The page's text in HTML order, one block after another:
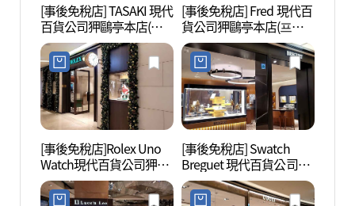
[事後免稅店] TASAKI 現代
百貨公司狎鷗亭本店(타
사키 현대백화점 압구정
본점)
[事後免稅店] Fred 現代百
貨公司狎鷗亭本店(프레
드 현대백화점 압구정 본
점)
[事後免稅店]Rolex Uno
Watch現代百貨公司狎鷗
亭本店(롤렉스 우노와치
현대백화점 압구정본점)
[事後免稅店] Swatch
Breguet 現代百貨公司狎
鷗亭本店(브레게 현대백
화점 압구정본점)